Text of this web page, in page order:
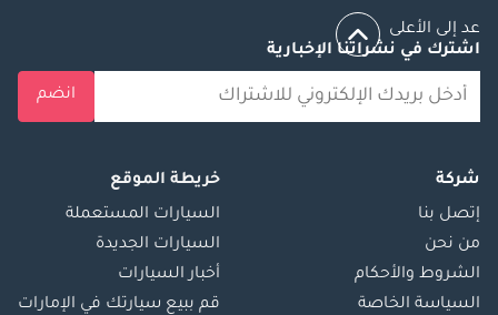
عد إلى الأعلى
اشترك في نشراتنا الإخبارية
انضم
شركة
إتصل بنا
من نحن
الشروط والأحكام
السياسة الخاصة
خريطة الموقع
السيارات المستعملة
السيارات الجديدة
أخبار السيارات
قم ببيع سيارتك في الإمارات